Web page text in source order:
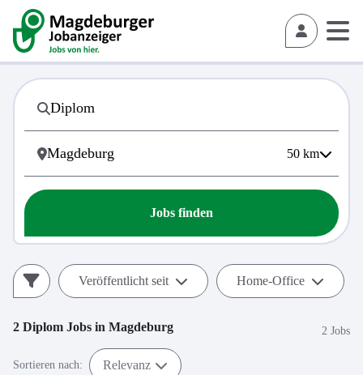
50 km
Jobs finden
Veröffentlicht seit Home-Office
2 Diplom Jobs in Magdeburg 2 Jobs
Sortieren nach: Relevanz